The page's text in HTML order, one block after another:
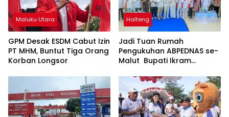
Maluku Utara
GPM Desak ESDM Cabut Izin
PT MHM, Buntut Tiga Orang
Korban Longsor
Halteng
Jadi Tuan Rumah
Pengukuhan ABPEDNAS se-
Malut Bupati Ikram
Kelola dan Pengawasan
Desa